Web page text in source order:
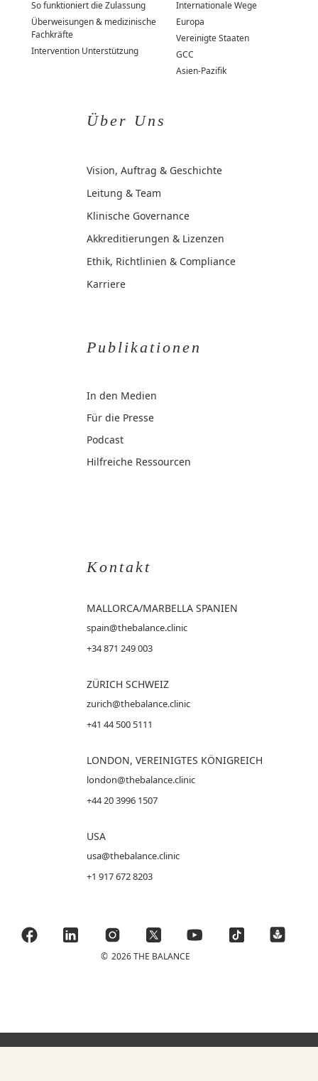
So funktioniert die Zulassung
Überweisungen & medizinische
Fachkräfte
Intervention Unterstützung
Internationale Wege
Europa
Vereinigte Staaten
GCC
Asien-Pazifik
Über Uns
Vision, Auftrag & Geschichte
Leitung & Team
Klinische Governance
Akkreditierungen & Lizenzen
Ethik, Richtlinien & Compliance
Karriere
Publikationen
In den Medien
Für die Presse
Podcast
Hilfreiche Ressourcen
Kontakt
MALLORCA/MARBELLA SPANIEN
spain@thebalance.clinic
+34 871 249 003
ZÜRICH SCHWEIZ
zurich@thebalance.clinic
+41 44 500 5111
LONDON, VEREINIGTES KÖNIGREICH
london@thebalance.clinic
+44 20 3996 1507
USA
usa@thebalance.clinic
+1 917 672 8203
© 2026 THE BALANCE